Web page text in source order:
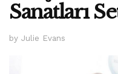
Sanatları
by Julie Evans